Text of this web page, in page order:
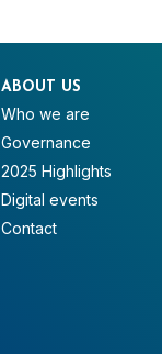
ABOUT US
Who we are
Governance
2025 Highlights
Digital events
Contact